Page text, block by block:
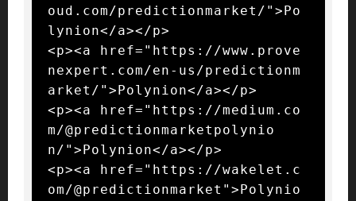
oud.com/predictionmarket/">Po
lynion</a></p>
<p><a href="https://www.prove
nexpert.com/en-us/predictionm
arket/">Polynion</a></p>
<p><a href="https://medium.co
m/@predictionmarketpolynio
n/">Polynion</a></p>
<p><a href="https://wakelet.c
om/@predictionmarket">Polynio